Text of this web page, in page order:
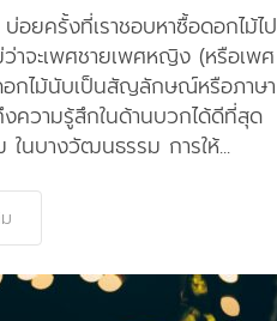
อยครั้งที่เราชอบหาซื้อดอกไม้ไป
าจะเพศชายเพศหญิง (หรือเพศ
กไม้นับเป็นสัญลักษณ์หรือภาษา
ความรู้สึกในด้านบวกได้ดีที่สุด
ในบางวัฒนธรรม การให้...